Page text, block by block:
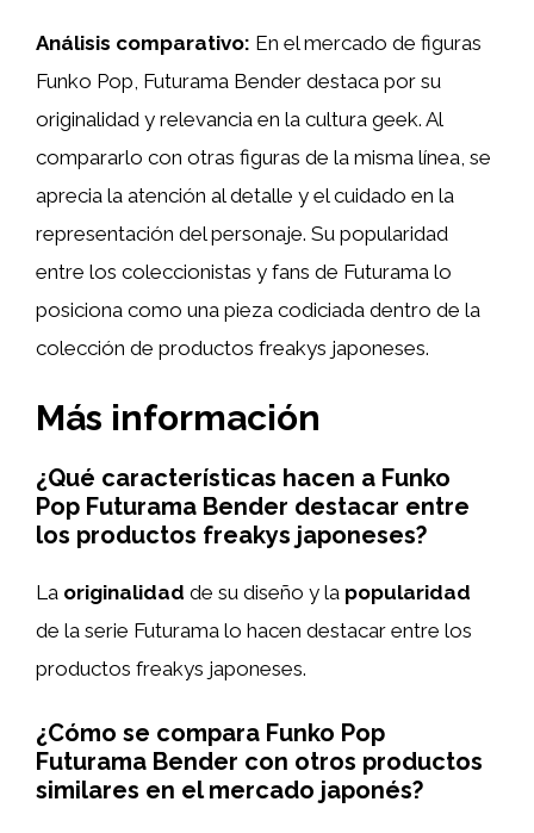
Análisis comparativo: En el mercado de figuras
Funko Pop, Futurama Bender destaca por su
originalidad y relevancia en la cultura geek. Al
compararlo con otras figuras de la misma línea, se
aprecia la atención al detalle y el cuidado en la
representación del personaje. Su popularidad
entre los coleccionistas y fans de Futurama lo
posiciona como una pieza codiciada dentro de la
colección de productos freakys japoneses.
Más información
¿Qué características hacen a Funko
Pop Futurama Bender destacar entre
los productos freakys japoneses?
La originalidad de su diseño y la popularidad
de la serie Futurama lo hacen destacar entre los
productos freakys japoneses.
¿Cómo se compara Funko Pop
Futurama Bender con otros productos
similares en el mercado japonés?